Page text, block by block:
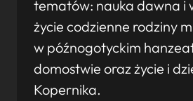
tematów: nauka dawna i
życie codzienne rodziny
w późnogotyckim
domostwie oraz życie i
Kopernika.